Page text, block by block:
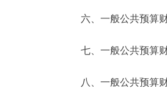
ENGLISH
六、一般公共预算财
七、一般公共预算财
八、一般公共预算财